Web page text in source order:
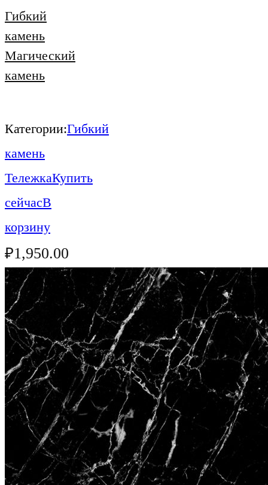
Гибкий
камень
Магический
камень
Категории:Гибкий
камень
ТележкаКупить
сейчасВ
корзину
₽1,950.00